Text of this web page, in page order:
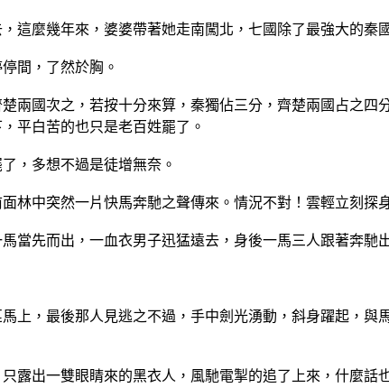
這麼幾年來，婆婆帶著她走南闖北，七國除了最強大的
間，了然於胸。
兩國次之，若按十分來算，秦獨佔三分，齊楚兩國占之
平白苦的也只是老百姓罷了。
，多想不過是徒增無奈。
林中突然一片快馬奔馳之聲傳來。情況不對！雲輕立刻探
當先而出，一血衣男子迅猛遠去，身後一馬三人跟著奔
上，最後那人見逃之不過，手中劍光湧動，斜身躍起，
露出一雙眼睛來的黑衣人，風馳電掣的追了上來，什麼話